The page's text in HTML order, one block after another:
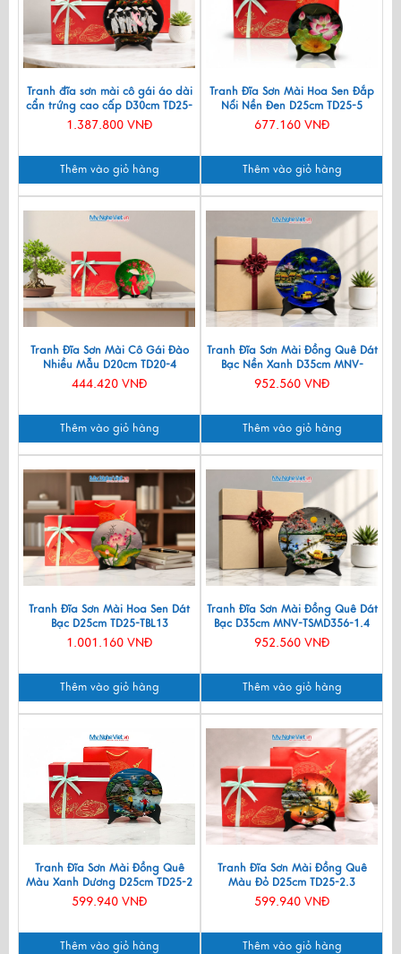
Tranh đĩa sơn mài cô gái áo dài
cẩn trứng cao cấp D30cm TD25-
Q
1.387.800 VNĐ
Thêm vào giỏ hàng
Tranh Đĩa Sơn Mài Hoa Sen Đắp
Nổi Nền Đen D25cm TD25-5
677.160 VNĐ
Thêm vào giỏ hàng
Tranh Đĩa Sơn Mài Cô Gái Đào
Nhiều Mẫu D20cm TD20-4
444.420 VNĐ
Thêm vào giỏ hàng
Tranh Đĩa Sơn Mài Đồng Quê Dát
Bạc Nền Xanh D35cm MNV-
TSMD356-1.3
952.560 VNĐ
Thêm vào giỏ hàng
Tranh Đĩa Sơn Mài Hoa Sen Dát
Bạc D25cm TD25-TBL13
1.001.160 VNĐ
Thêm vào giỏ hàng
Tranh Đĩa Sơn Mài Đồng Quê Dát
Bạc D35cm MNV-TSMD356-1.4
952.560 VNĐ
Thêm vào giỏ hàng
Tranh Đĩa Sơn Mài Đồng Quê
Màu Xanh Dương D25cm TD25-2
599.940 VNĐ
Thêm vào giỏ hàng
Tranh Đĩa Sơn Mài Đồng Quê
Màu Đỏ D25cm TD25-2.3
599.940 VNĐ
Thêm vào giỏ hàng